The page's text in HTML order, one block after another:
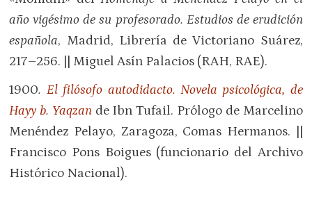
año vigésimo de su profesorado. Estudios de erudición
española, Madrid, Librería de Victoriano Suárez,
217–256. || Miguel Asín Palacios (RAH, RAE).
1900. El filósofo autodidacto. Novela psicológica, de
Hayy b. Yaqzan de Ibn Tufail. Prólogo de Marcelino
Menéndez Pelayo, Zaragoza, Comas Hermanos. ||
Francisco Pons Boigues (funcionario del Archivo
Histórico Nacional).